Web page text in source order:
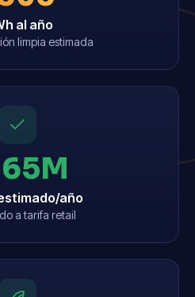
al año
limpia estimada
año
a tarifa retail